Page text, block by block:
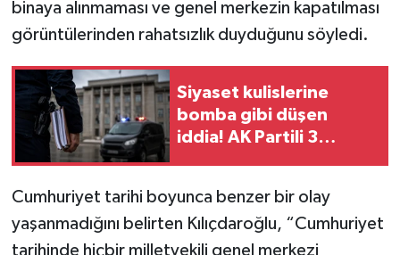
binaya alınmaması ve genel merkezin kapatılması
görüntülerinden rahatsızlık duyduğunu söyledi.
Siyaset kulislerine
bomba gibi düşen
iddia! AK Partili 3
Cumhuriyet tarihi boyunca benzer bir olay
yaşanmadığını belirten Kılıçdaroğlu, “Cumhuriyet
tarihinde hiçbir milletvekili genel merkezi